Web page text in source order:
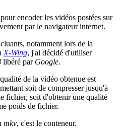
pour encoder les vidéos postées sur
par le navigateur internet.
notamment lors de la
X-Wing, j'ai décidé d'utiliser
libéré par Google.
de la vidéo obtenue est
soit de compresser jusqu'à
fichier, soit d'obtenir une qualité
poids de fichier.
mkv, c'est le conteneur.